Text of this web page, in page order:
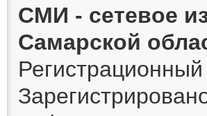
СМИ - сетевое
Самарской